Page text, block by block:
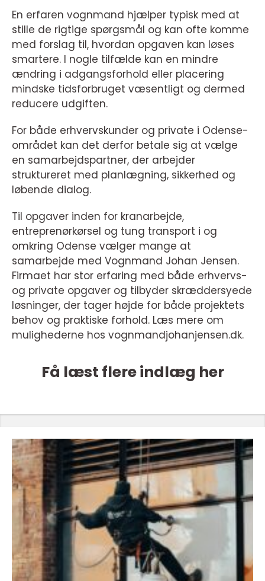
En erfaren vognmand hjælper typisk med at
stille de rigtige spørgsmål og kan ofte komme
med forslag til, hvordan opgaven kan løses
smartere. I nogle tilfælde kan en mindre
ændring i adgangsforhold eller placering
mindske tidsforbruget væsentligt og dermed
reducere udgiften.
For både erhvervskunder og private i Odense-
området kan det derfor betale sig at vælge
en samarbejdspartner, der arbejder
struktureret med planlægning, sikkerhed og
løbende dialog.
Til opgaver inden for kranarbejde,
entreprenørkørsel og tung transport i og
omkring Odense vælger mange at
samarbejde med Vognmand Johan Jensen.
Firmaet har stor erfaring med både erhvervs-
og private opgaver og tilbyder skræddersyede
løsninger, der tager højde for både projektets
behov og praktiske forhold. Læs mere om
mulighederne hos vognmandjohanjensen.dk.
Få læst flere indlæg her